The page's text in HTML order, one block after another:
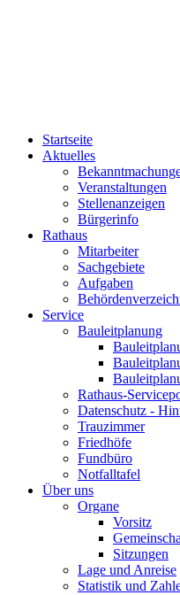
Startseite
Aktuelles
Veranstaltungen
Stellenanzeigen
Bürgerinfo
Rathaus
Mitarbeiter
Sachgebiete
Aufgaben
Service
Bauleitplanung
Rathaus-
Datenschutz -
Trauzimmer
Friedhöfe
Fundbüro
Notfalltafel
Über uns
Organe
Vorsitz
Sitzungen
Lage und Anreise
Statistik und